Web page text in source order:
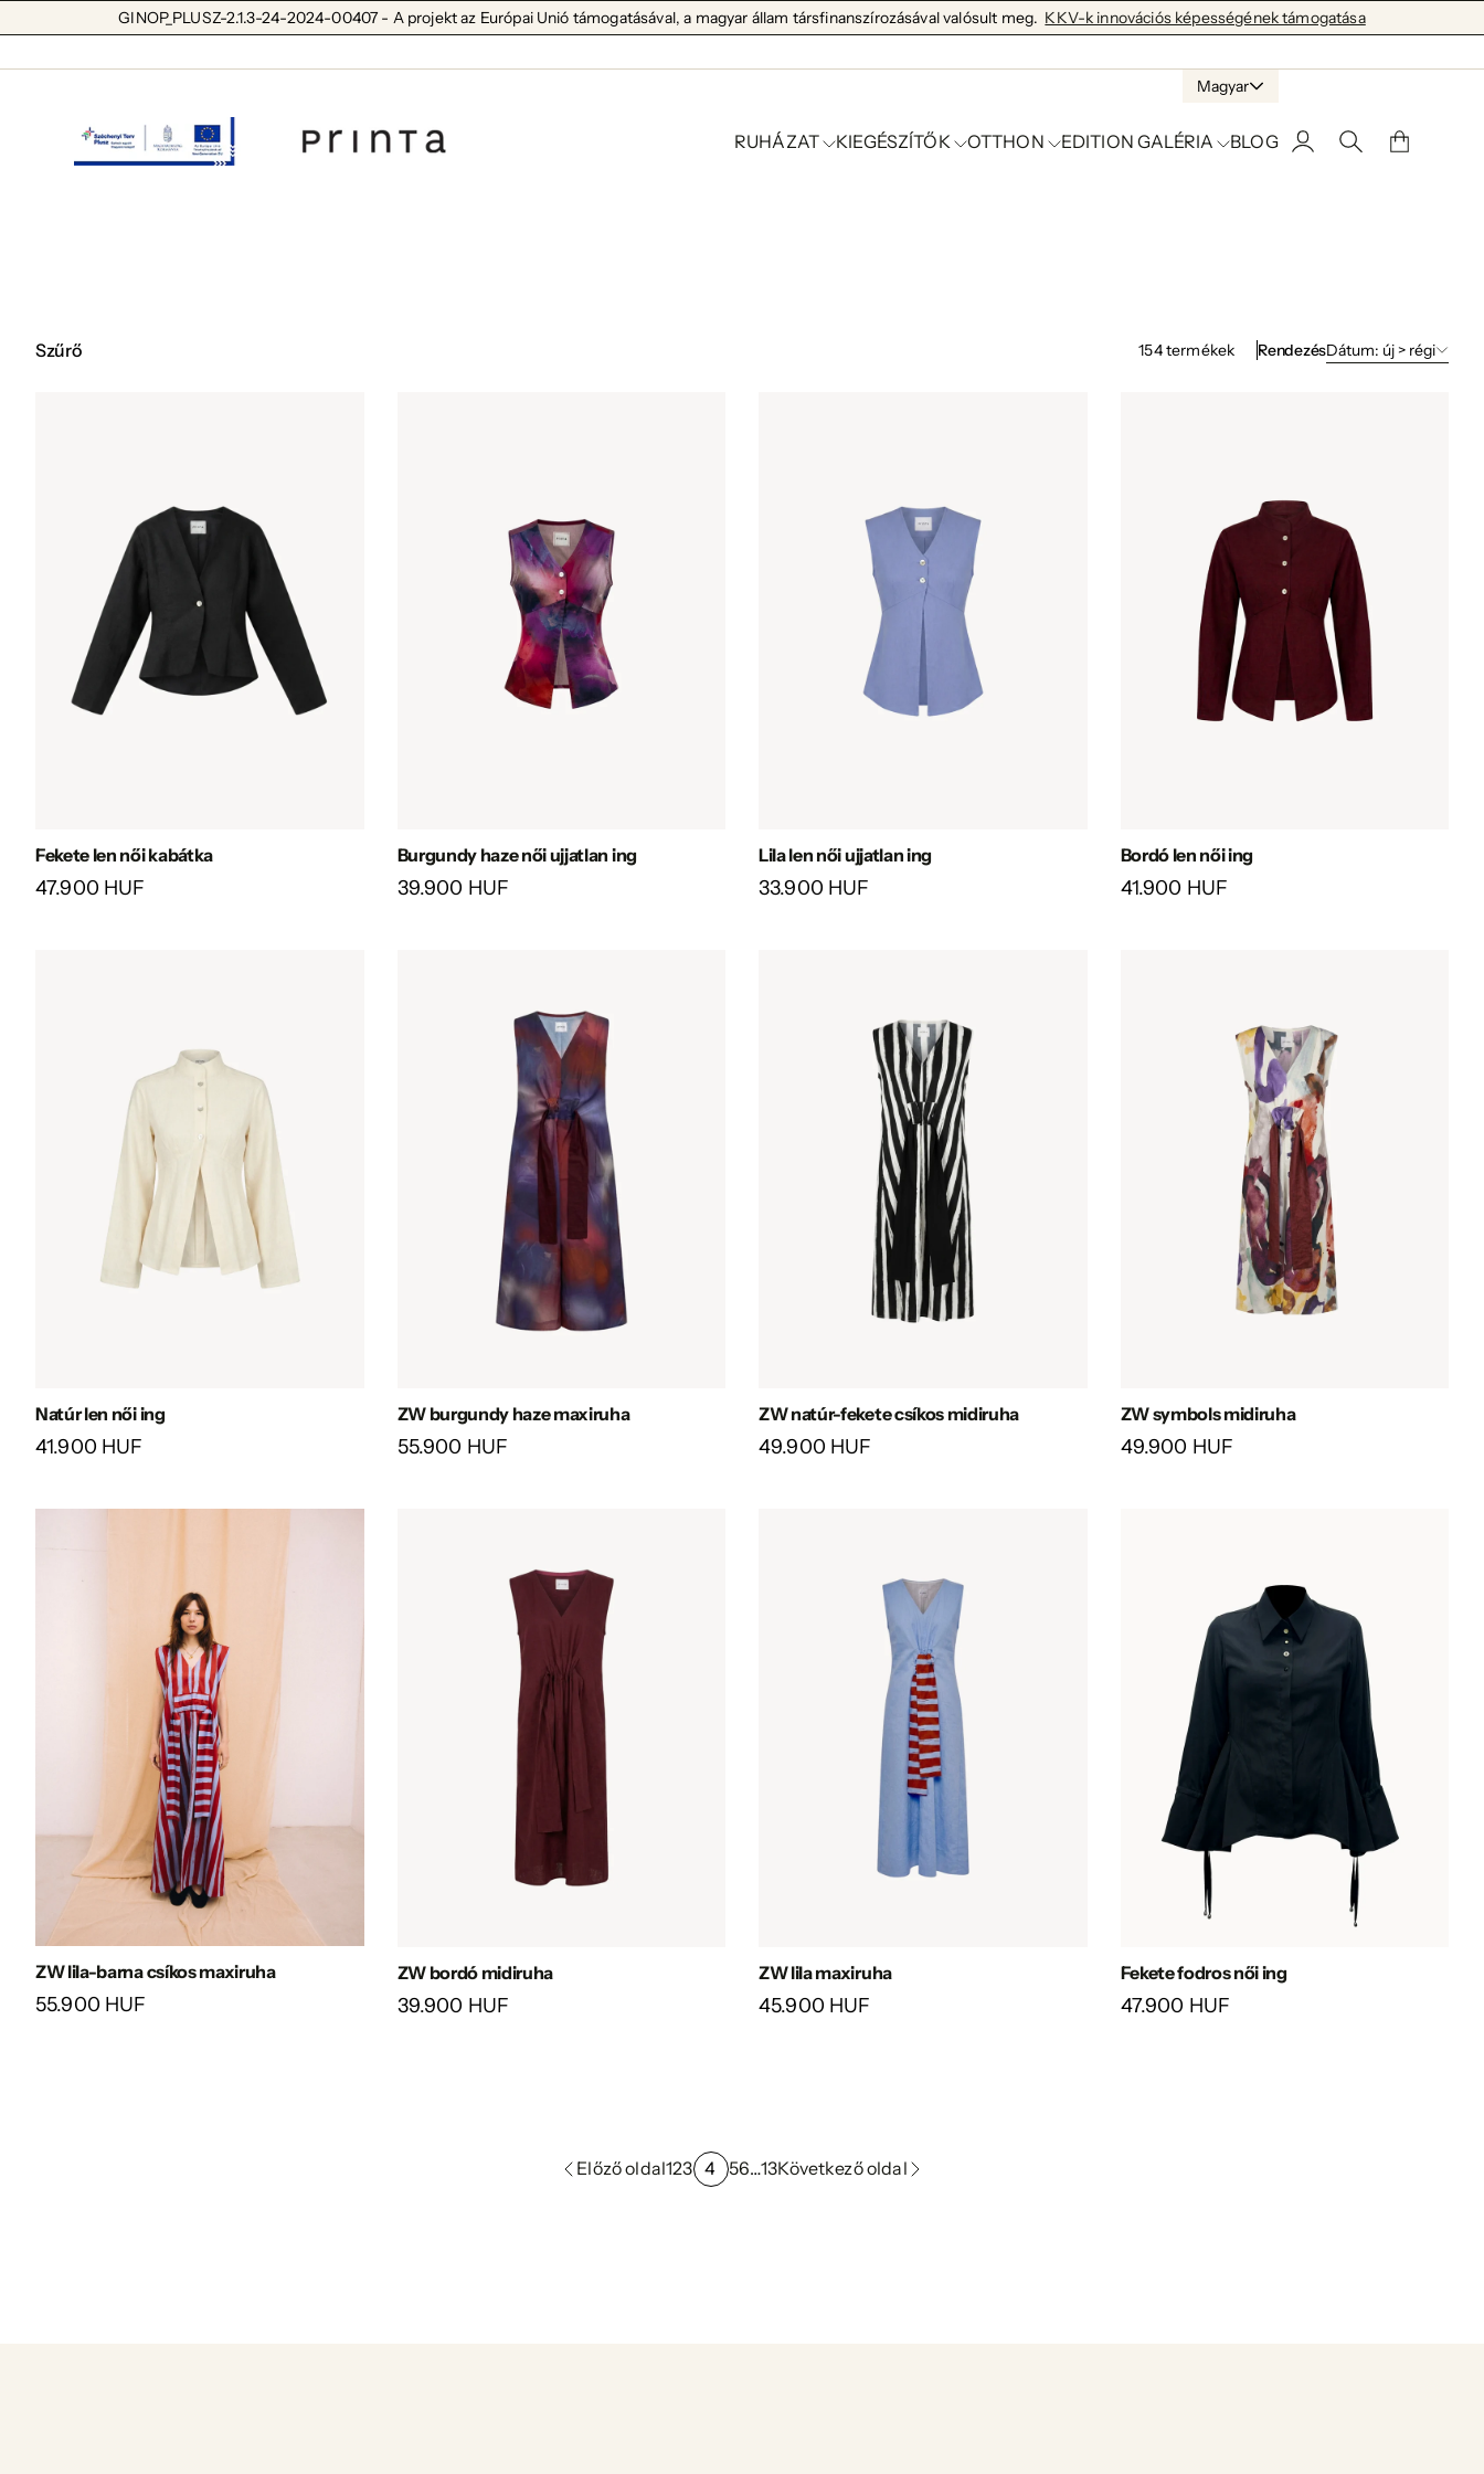
GINOP_PLUSZ-2.1.3-24-2024-00407 - A projekt az Európai Unió támogatásával, a magyar állam társfinanszírozásával valósult meg. KKV-k innovációs képességének támogatása
RUHÁZAT KIEGÉSZÍTŐK OTTHON EDITION GALÉRIA BLOG
Magyar
Szűrő 154termékek RendezésDátum: új > régi
Fekete len női kabátka
47.900 HUF
Burgundy haze női ujjatlan ing
39.900 HUF
Lila len női ujjatlan ing
33.900 HUF
Bordó len női ing
41.900 HUF
Natúr len női ing
41.900 HUF
ZW burgundy haze maxiruha
55.900 HUF
ZW natúr-fekete csíkos midiruha
49.900 HUF
ZW symbols midiruha
49.900 HUF
ZW lila-barna csíkos maxiruha
55.900 HUF
ZW bordó midiruha
39.900 HUF
ZW lila maxiruha
45.900 HUF
Fekete fodros női ing
47.900 HUF
Előző oldal123 4 56…13Következő oldal